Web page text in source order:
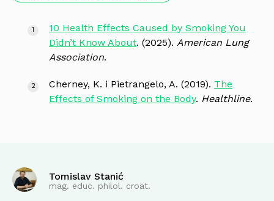
10 Health Effects Caused by Smoking You
Didn’t Know About. (2025). American Lung
Association.
Cherney, K. i Pietrangelo, A. (2019). The
Effects of Smoking on the Body. Healthline.
Tomislav Stanić
mag. educ. philol. croat.